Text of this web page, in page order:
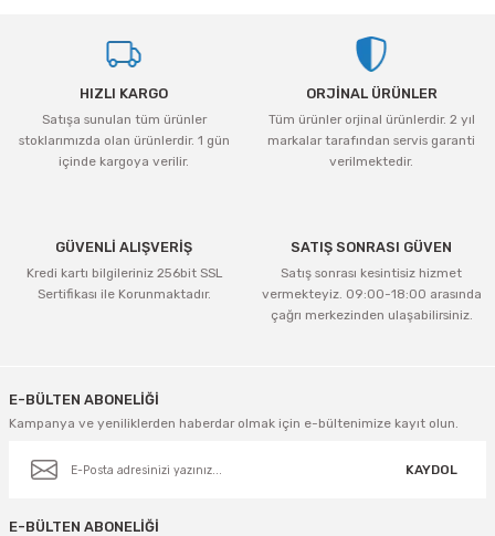
HIZLI KARGO
Satışa sunulan tüm ürünler
stoklarımızda olan ürünlerdir. 1 gün
içinde kargoya verilir.
ORJİNAL ÜRÜNLER
Tüm ürünler orjinal ürünlerdir. 2 yıl
markalar tarafından servis garanti
verilmektedir.
GÜVENLİ ALIŞVERİŞ
Kredi kartı bilgileriniz 256bit SSL
Sertifikası ile Korunmaktadır.
SATIŞ SONRASI GÜVEN
Satış sonrası kesintisiz hizmet
vermekteyiz. 09:00-18:00 arasında
çağrı merkezinden ulaşabilirsiniz.
E-BÜLTEN ABONELİĞİ
Kampanya ve yeniliklerden haberdar olmak için e-bültenimize kayıt olun.
KAYDOL
E-BÜLTEN ABONELİĞİ